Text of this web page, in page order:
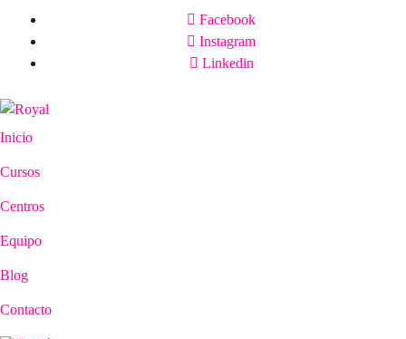
Facebook
Instagram
Linkedin
Inicio
Cursos
Centros
Equipo
Blog
Contacto